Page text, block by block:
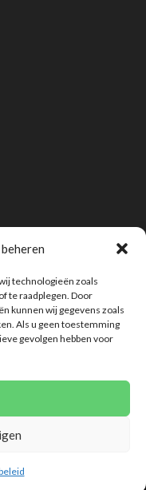
technologieën zoals
te raadplegen. Door
kunnen wij gegevens zoals
Als u geen toestemming
gevolgen hebben voor
Disclaimer